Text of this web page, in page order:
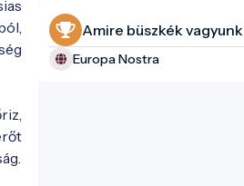
Amire büszkék vagyunk
Europa Nostra